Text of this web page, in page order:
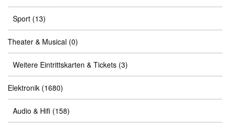
Sport (13)
Theater & Musical (0)
Weitere Eintrittskarten & Tickets (3)
Elektronik (1680)
Audio & Hifi (158)